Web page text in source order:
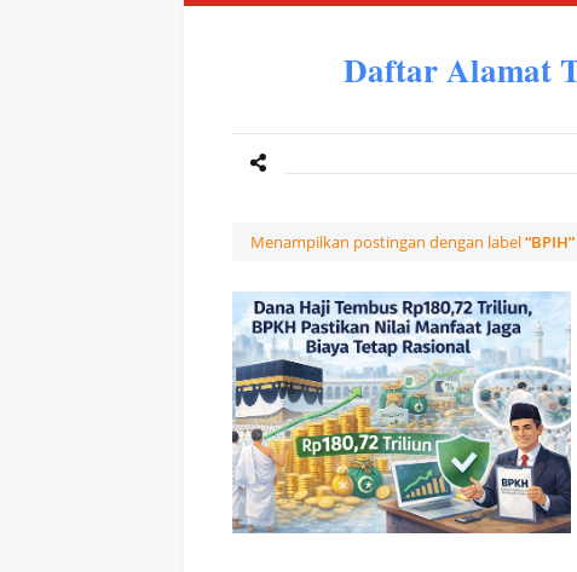
Daftar Alamat
Menampilkan postingan dengan label BPIH